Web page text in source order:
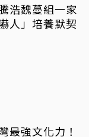
浩魏蔓組一家
人」培養默契
最強文化力！